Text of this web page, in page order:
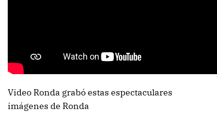
Video Ronda grabó estas espectaculares
imágenes de Ronda